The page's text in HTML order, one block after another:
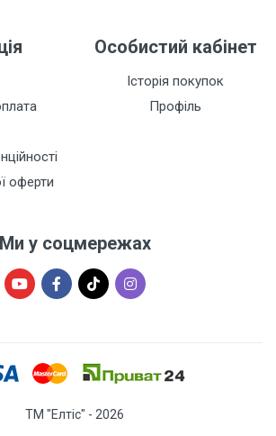
оферти
Особистий кабінет
Історія покупок
Профіль
Ми у соцмережах
ТМ "Елтіс" - 2026